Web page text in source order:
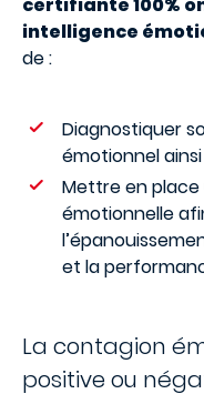
intelligence
de :
Diagnostiquer
émotionnel
Mettre en
émotionnelle
et la
La contagion
positive ou